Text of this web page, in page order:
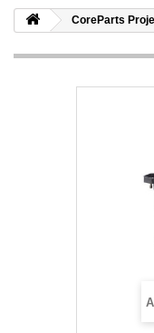
CoreParts